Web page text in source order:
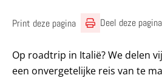
Print deze pagina Deel deze pagina
Op roadtrip in Italië? We delen
een onvergetelijke reis van te